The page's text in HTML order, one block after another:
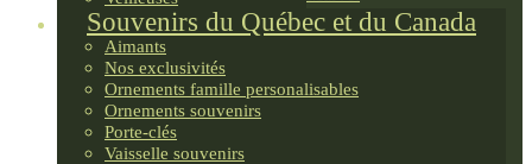
Souvenirs du Québec et du Canada
Aimants
Nos exclusivités
Ornements famille personalisables
Ornements souvenirs
Porte-clés
Vaisselle souvenirs